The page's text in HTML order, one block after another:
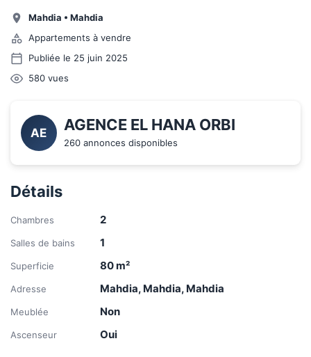
Mahdia • Mahdia
Appartements à vendre
Publiée le 25 juin 2025
580 vues
AE AGENCE EL HANA ORBI
260 annonces disponibles
Détails
Chambres 2
Salles de bains 1
Superficie 80m²
Adresse Mahdia, Mahdia, Mahdia
Meublée Non
Ascenseur Oui